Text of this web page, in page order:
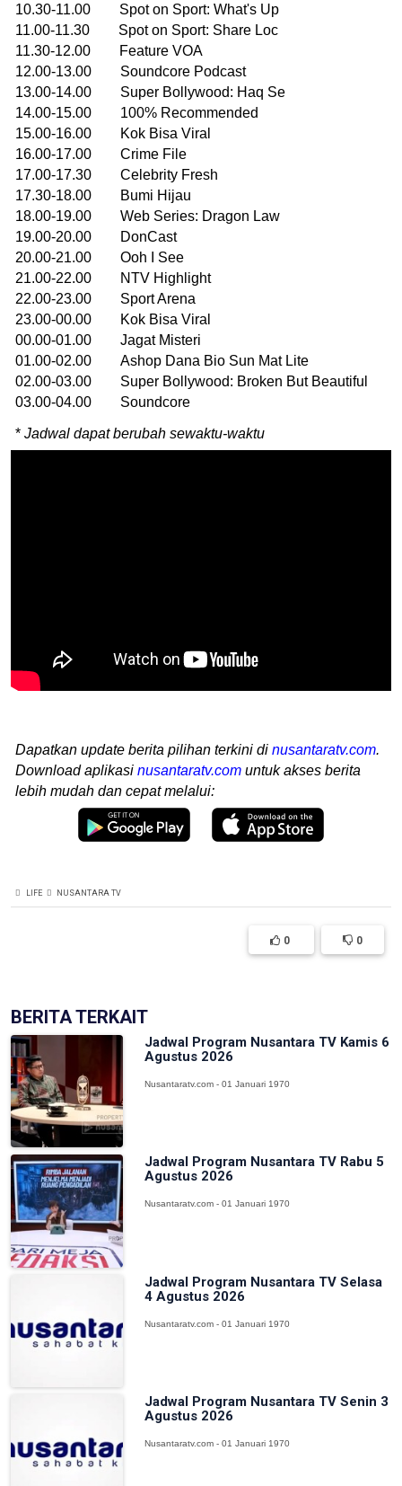
10.30-11.00 Spot on Sport: What's Up
11.00-11.30 Spot on Sport: Share Loc
11.30-12.00 Feature VOA
12.00-13.00 Soundcore Podcast
13.00-14.00 Super Bollywood: Haq Se
14.00-15.00 100% Recommended
15.00-16.00 Kok Bisa Viral
16.00-17.00 Crime File
17.00-17.30 Celebrity Fresh
17.30-18.00 Bumi Hijau
18.00-19.00 Web Series: Dragon Law
19.00-20.00 DonCast
20.00-21.00 Ooh I See
21.00-22.00 NTV Highlight
22.00-23.00 Sport Arena
23.00-00.00 Kok Bisa Viral
00.00-01.00 Jagat Misteri
01.00-02.00 Ashop Dana Bio Sun Mat Lite
02.00-03.00 Super Bollywood: Broken But Beautiful
03.00-04.00 Soundcore
* Jadwal dapat berubah sewaktu-waktu
Dapatkan update berita pilihan terkini di nusantaratv.com.
Download aplikasi nusantaratv.com untuk akses berita
lebih mudah dan cepat melalui:
LIFE NUSANTARA TV
0 0
BERITA TERKAIT
Jadwal Program Nusantara TV Kamis 6
Agustus 2026
Nusantaratv.com - 01 Januari 1970
Jadwal Program Nusantara TV Rabu 5
Agustus 2026
Nusantaratv.com - 01 Januari 1970
Jadwal Program Nusantara TV Selasa
4 Agustus 2026
Nusantaratv.com - 01 Januari 1970
Jadwal Program Nusantara TV Senin 3
Agustus 2026
Nusantaratv.com - 01 Januari 1970